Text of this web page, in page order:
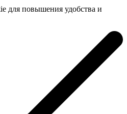
для повышения удобства и